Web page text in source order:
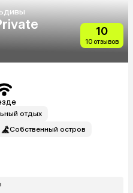
10
10 отзывов
отдых
Собственный остров